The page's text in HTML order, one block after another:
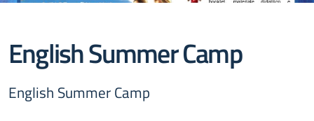
English Summer Camp
English Summer Camp